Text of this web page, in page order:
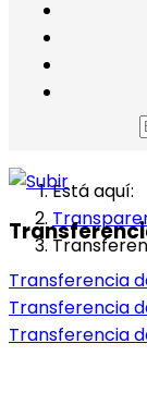
Está aquí:
Transferencia
Transferencia
Transferencia